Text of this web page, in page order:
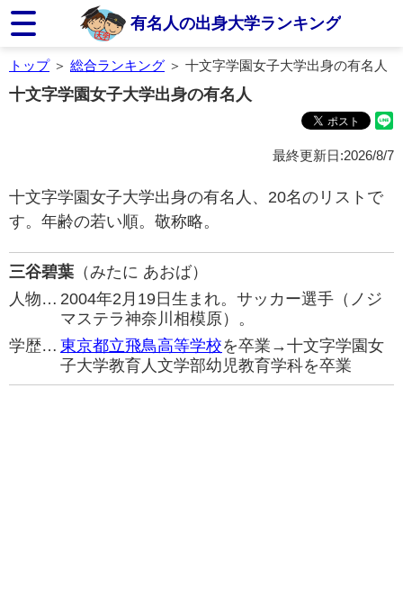
有名人の出身大学ランキング
トップ＞ 総合ランキング ＞ 十文字学園女子大学出身の有名人
十文字学園女子大学出身の有名人
最終更新日:2026/8/7
十文字学園女子大学出身の有名人、20名のリストで
す。年齢の若い順。敬称略。
三谷碧葉 （みたに あおば）
人物… 2004年2月19日生まれ。サッカー選手（ノジ
マステラ神奈川相模原）。
学歴… 東京都立飛鳥高等学校を卒業→十文字学園女
子大学教育人文学部幼児教育学科を卒業